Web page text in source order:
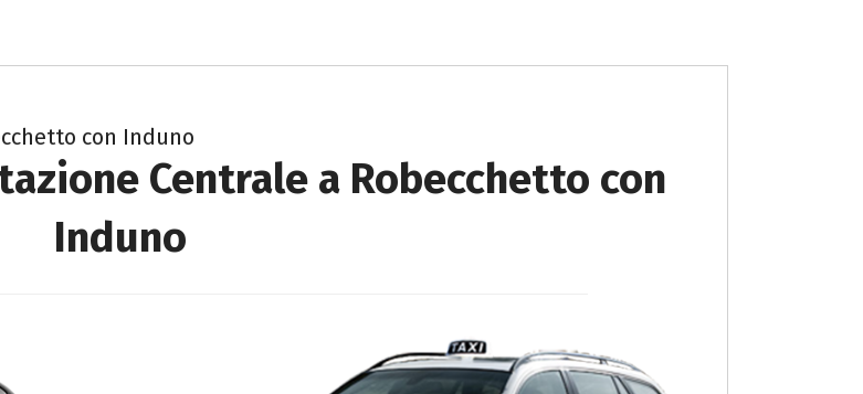
con Induno
Centrale a Robecchetto con
Induno